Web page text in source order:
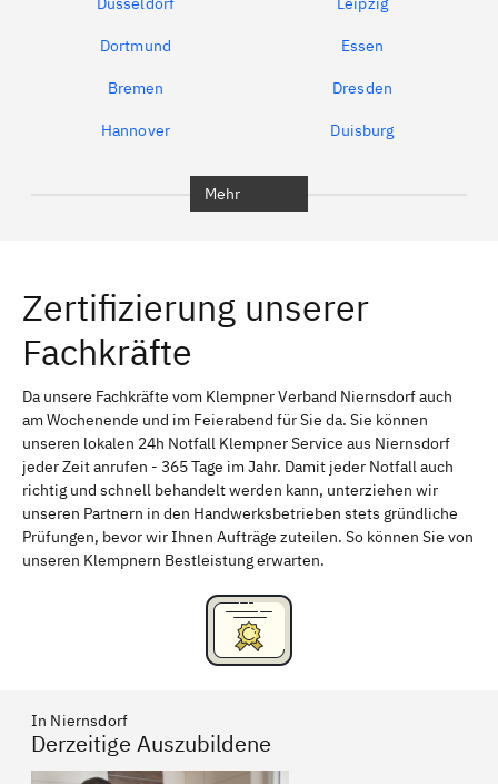
Dortmund Essen
Bremen Dresden
Hannover Duisburg
Erlangen Bamberg
Bayreuth
Schweinfurt Passau
Freising Rudelsdorf, Mittelfranken
Mehr
Zertifizierung unserer
Fachkräfte
Da unsere Fachkräfte vom Klempner Verband Niernsdorf auch
am Wochenende und im Feierabend für Sie da. Sie können
unseren lokalen 24h Notfall Klempner Service aus Niernsdorf
jeder Zeit anrufen - 365 Tage im Jahr. Damit jeder Notfall auch
richtig und schnell behandelt werden kann, unterziehen wir
unseren Partnern in den Handwerksbetrieben stets gründliche
Prüfungen, bevor wir Ihnen Aufträge zuteilen. So können Sie von
unseren Klempnern Bestleistung erwarten.
In Niernsdorf
Derzeitige Auszubildene